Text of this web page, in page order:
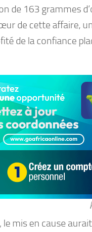
de 163 grammes
de cette affaire,
de la confiance
le mis en cause